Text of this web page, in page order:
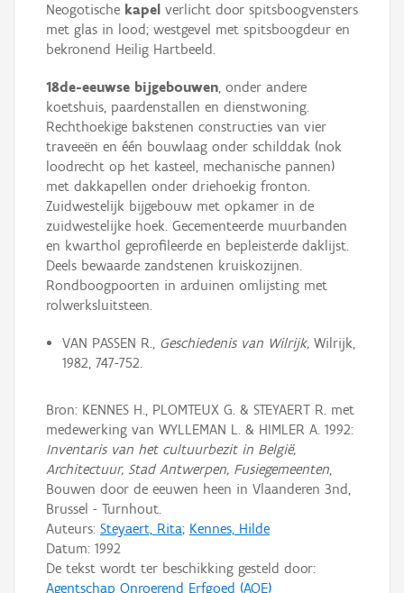
Neogotische kapel verlicht door spitsboogvensters
met glas in lood; westgevel met spitsboogdeur en
bekronend Heilig Hartbeeld.
18de-eeuwse bijgebouwen, onder andere
koetshuis, paardenstallen en dienstwoning.
Rechthoekige bakstenen constructies van vier
traveeën en één bouwlaag onder schilddak (nok
loodrecht op het kasteel, mechanische pannen)
met dakkapellen onder driehoekig fronton.
Zuidwestelijk bijgebouw met opkamer in de
zuidwestelijke hoek. Gecementeerde muurbanden
en kwarthol geprofileerde en bepleisterde daklijst.
Deels bewaarde zandstenen kruiskozijnen.
Rondboogpoorten in arduinen omlijsting met
rolwerksluitsteen.
VAN PASSEN R., Geschiedenis van Wilrijk, Wilrijk,
1982, 747-752.
Bron: KENNES H., PLOMTEUX G. & STEYAERT R. met
medewerking van WYLLEMAN L. & HIMLER A. 1992:
Inventaris van het cultuurbezit in België,
Architectuur, Stad Antwerpen, Fusiegemeenten,
Bouwen door de eeuwen heen in Vlaanderen 3nd,
Brussel - Turnhout.
Auteurs: Steyaert, Rita; Kennes, Hilde
Datum: 1992
De tekst wordt ter beschikking gesteld door:
Agentschap Onroerend Erfgoed (AOE)